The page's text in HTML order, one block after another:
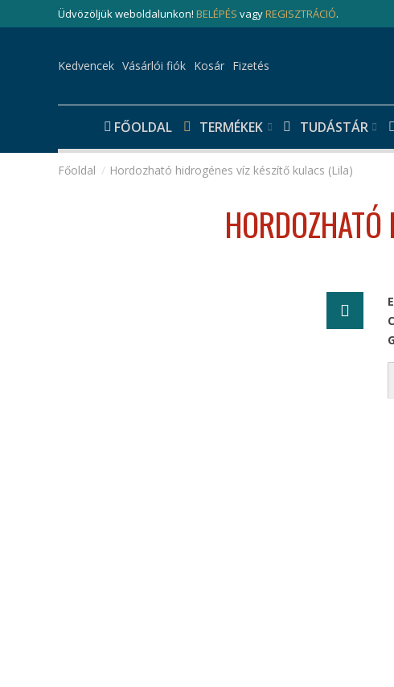
Üdvözöljük weboldalunkon! BELÉPÉS vagyREGISZTRÁCIÓ.
Kedvencek Vásárlói fiók Kosár Fizetés
FŐOLDAL TERMÉKEK TUDÁSTÁR
Hordozható hidrogénes víz készítő kulacs (Lila)